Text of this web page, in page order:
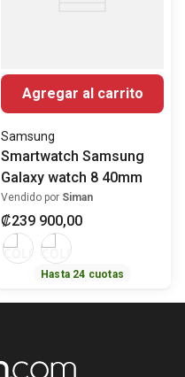
Agregar al carrito
Samsung
Smartwatch Samsung
Galaxy watch 8 40mm
Vendido por Siman
₡239 900,00
Hasta 24 cuotas